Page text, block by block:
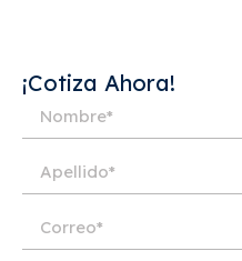
¡Cotiza Ahora!